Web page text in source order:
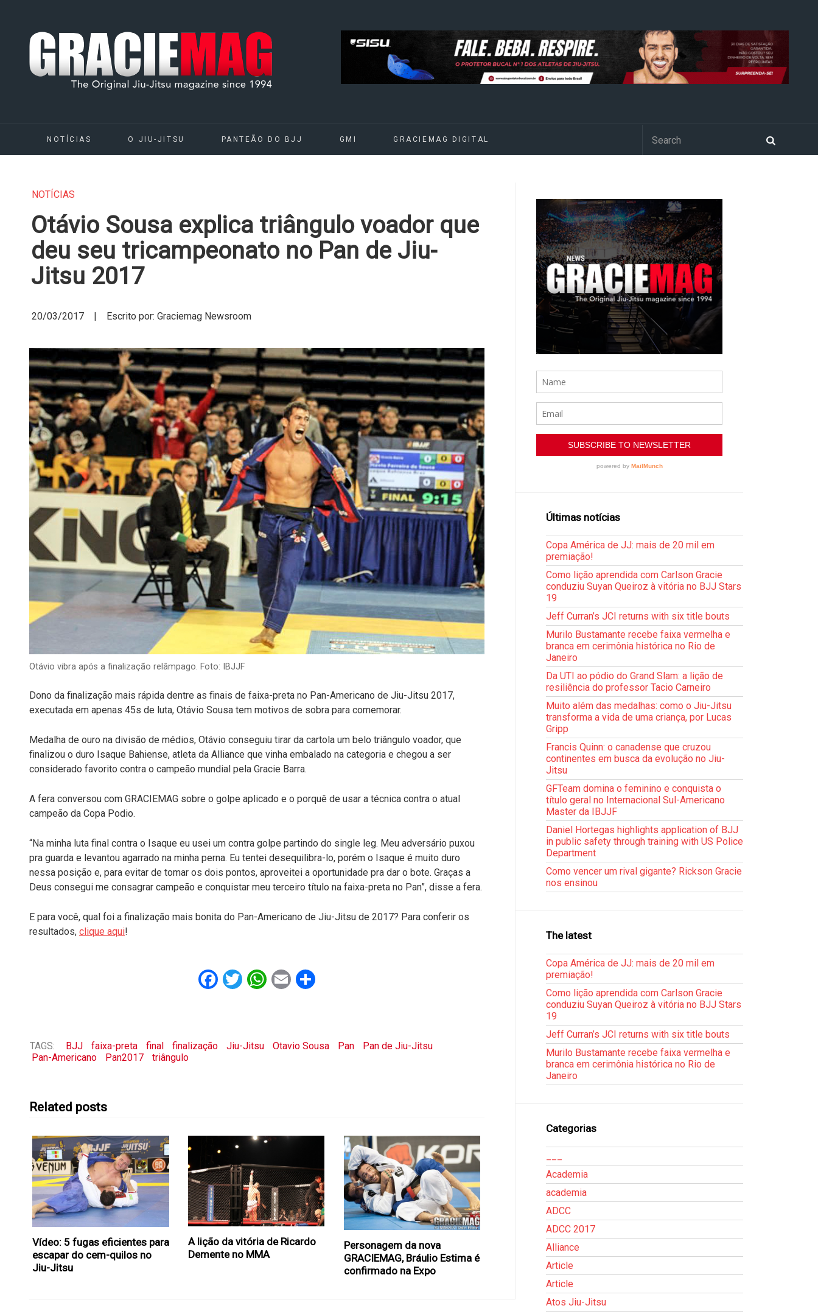
NOTÍCIAS O JIU-JITSU PANTEÃO DO BJJ GMI GRACIEMAG DIGITAL
NOTÍCIAS
Otávio Sousa explica triângulo voador que
deu seu tricampeonato no Pan de Jiu-
Jitsu 2017
20/03/2017 | Escrito por: Graciemag Newsroom
Otávio vibra após a finalização relâmpago. Foto: IBJJF
Dono da finalização mais rápida dentre as finais de faixa-preta no Pan-Americano de Jiu-Jitsu 2017,
executada em apenas 45s de luta, Otávio Sousa tem motivos de sobra para comemorar.
Medalha de ouro na divisão de médios, Otávio conseguiu tirar da cartola um belo triângulo voador, que
finalizou o duro Isaque Bahiense, atleta da Alliance que vinha embalado na categoria e chegou a ser
considerado favorito contra o campeão mundial pela Gracie Barra.
A fera conversou com GRACIEMAG sobre o golpe aplicado e o porquê de usar a técnica contra o atual
campeão da Copa Podio.
“Na minha luta final contra o Isaque eu usei um contra golpe partindo do single leg. Meu adversário puxou
pra guarda e levantou agarrado na minha perna. Eu tentei desequilibra-lo, porém o Isaque é muito duro
nessa posição e, para evitar de tomar os dois pontos, aproveitei a oportunidade pra dar o bote. Graças a
Deus consegui me consagrar campeão e conquistar meu terceiro título na faixa-preta no Pan”, disse a fera.
E para você, qual foi a finalização mais bonita do Pan-Americano de Jiu-Jitsu de 2017? Para conferir os
resultados, clique aqui!
Facebook
Twitter
WhatsApp
EmailShare
TAGS: BJJ faixa-preta final finalização Jiu-Jitsu Otavio Sousa Pan
Pan de Jiu-Jitsu
Pan-Americano
Pan2017 triângulo
Related posts
Vídeo: 5 fugas eficientes para
escapar do cem-quilos no
Jiu-Jitsu
A lição da vitória de Ricardo
Demente no MMA
Personagem da nova
GRACIEMAG, Bráulio Estima é
confirmado na Expo
Últimas notícias
Copa América de JJ: mais de 20 mil em
premiação!
Como lição aprendida com Carlson Gracie
conduziu Suyan Queiroz à vitória no BJJ Stars
19
Jeff Curran’s JCI returns with six title bouts
Murilo Bustamante recebe faixa vermelha e
branca em cerimônia histórica no Rio de
Janeiro
Da UTI ao pódio do Grand Slam: a lição de
resiliência do professor Tacio Carneiro
Muito além das medalhas: como o Jiu-Jitsu
transforma a vida de uma criança, por Lucas
Gripp
Francis Quinn: o canadense que cruzou
continentes em busca da evolução no Jiu-
Jitsu
GFTeam domina o feminino e conquista o
título geral no Internacional Sul-Americano
Master da IBJJF
Daniel Hortegas highlights application of BJJ
in public safety through training with US Police
Department
Como vencer um rival gigante? Rickson Gracie
nos ensinou
The latest
Copa América de JJ: mais de 20 mil em
premiação!
Como lição aprendida com Carlson Gracie
conduziu Suyan Queiroz à vitória no BJJ Stars
19
Jeff Curran’s JCI returns with six title bouts
Murilo Bustamante recebe faixa vermelha e
branca em cerimônia histórica no Rio de
Janeiro
Categorias
Academia
academia
ADCC
ADCC 2017
Alliance
Article
Article
Atos Jiu-Jitsu